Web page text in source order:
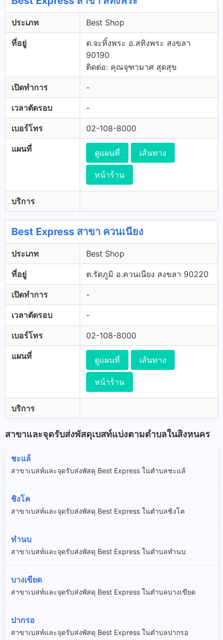
ประเภท Best Shop
ที่อยู่
ต.จะทิ้งพระ อ.สทิงพระ สงขลา
90190
ติดต่อ: คุณจุฑามาศ สุดสุข
เปิดทำการ -
เวลาตัดรอบ -
เบอร์โทร 02-108-8000
แผนที่ ดูแผนที่ เส้นทาง
หน้าร้าน
บริการ
Best Express สาขา ควนเนียง
ประเภท Best Shop
ที่อยู่ ต.รัตภูมิ อ.ควนเนียง สงขลา 90220
เปิดทำการ -
เวลาตัดรอบ -
เบอร์โทร 02-108-8000
แผนที่ ดูแผนที่ เส้นทาง
หน้าร้าน
บริการ
สาขาและจุดรับส่งพัสดุเบสท์แบ่งตามตำบลในสิงหนคร
ชะแล้
สาขาเบสท์และจุดรับส่งพัสดุ Best Express ในตำบลชะแล้
ชิงโค
สาขาเบสท์และจุดรับส่งพัสดุ Best Express ในตำบลชิงโค
ทำนบ
สาขาเบสท์และจุดรับส่งพัสดุ Best Express ในตำบลทำนบ
บางเขียด
สาขาเบสท์และจุดรับส่งพัสดุ Best Express ในตำบลบางเขียด
ปากรอ
สาขาเบสท์และจุดรับส่งพัสดุ Best Express ในตำบลปากรอ